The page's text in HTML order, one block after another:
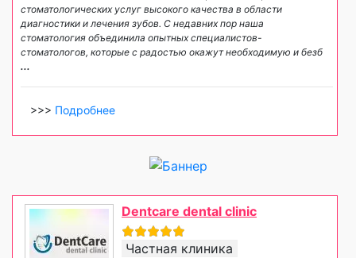
стоматологических услуг высокого качества в области
диагностики и лечения зубов. С недавних пор наша
стоматология объединила опытных специалистов-
стоматологов, которые с радостью окажут необходимую и безб
...
>>> Подробнее
Dentcare dental clinic
Частная клиника